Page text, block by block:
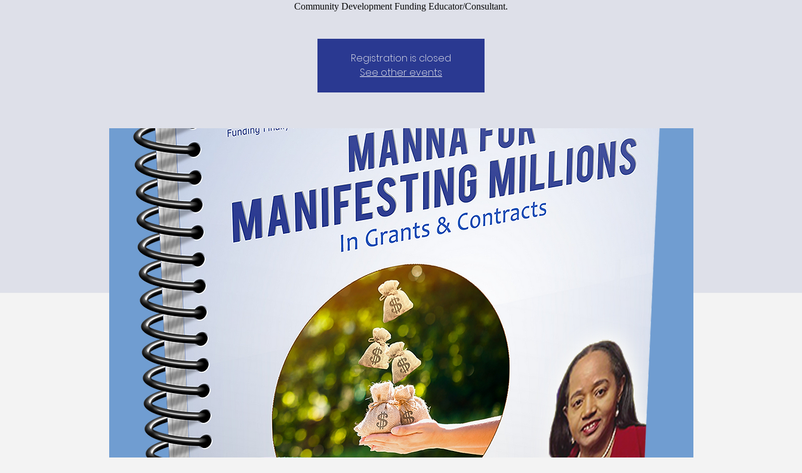
Community Development Funding Educator/Consultant.
Registration is closed
See other events